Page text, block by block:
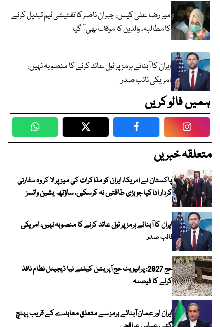
میر رضا علی کیس، جبران ناصر کا تفتیشی ٹیم تبدیل کرنے
کا مطالبہ، والدین کا موقف بھی آ گیا
ایران کا آبنائے ہرمز پر ٹول عائد کرنے کا منصوبہ نہیں،
امریکی نائب صدر
ہمیں فالو کریں
WhatsApp Twitter Facebook
متعلقہ خبریں
پاکستان نے امریکا، ایران کو مذاکرات کی میز پر لا کر وہ سفارتی
کردار اداکیا جو بڑی طاقتیں نہ کرسکیں، ساؤتھ ایشین وائسز
ایران کا آبنائے ہرمز پر ٹول عائد کرنے کا منصوبہ نہیں، امریکی
نائب صدر
حج 2027: پرائیویٹ حج آپریشن کیلئے نیا ڈیجیٹل نظام نافذ
کرنے کا فیصلہ
ایران اور عمان آبنائے ہرمز سے متعلق معاہدے کے قریب پہنچ